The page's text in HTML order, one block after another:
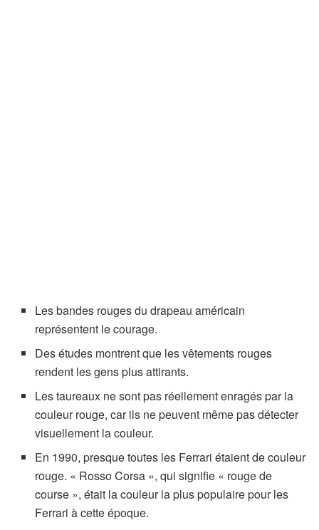
Les bandes rouges du drapeau américain
représentent le courage.
Des études montrent que les vêtements rouges
rendent les gens plus attirants.
Les taureaux ne sont pas réellement enragés par la
couleur rouge, car ils ne peuvent même pas détecter
visuellement la couleur.
En 1990, presque toutes les Ferrari étaient de couleur
rouge. « Rosso Corsa », qui signifie « rouge de
course », était la couleur la plus populaire pour les
Ferrari à cette époque.